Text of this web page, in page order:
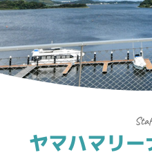
マリンレジャー
マリーナステイ
レンタルボート
ボート販売
艤装
ヤマハマリ